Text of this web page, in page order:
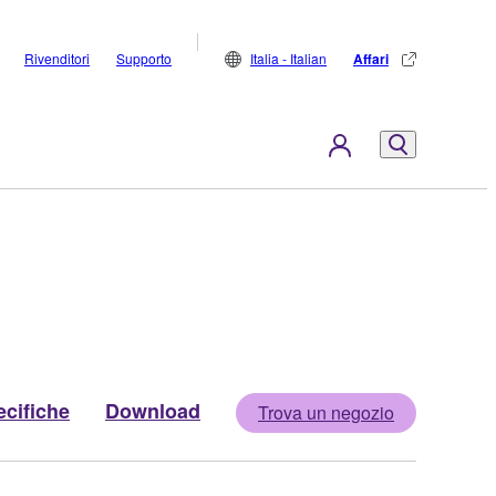
Rivenditori Supporto Italia - Italian Affari
Download Trova un negozio